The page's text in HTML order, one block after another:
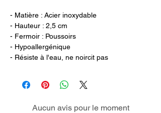
- Matière : Acier inoxydable
- Hauteur : 2,5 cm
- Fermoir : Poussoirs
- Hypoallergénique
- Résiste à l'eau, ne noircit pas
Aucun avis pour le moment